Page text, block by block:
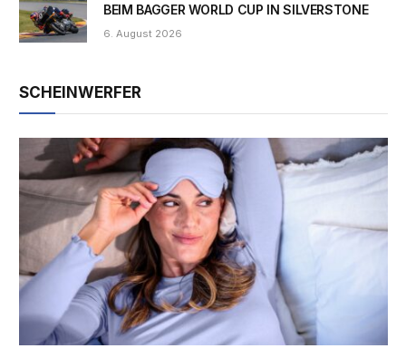
BEIM BAGGER WORLD CUP IN SILVERSTONE
6. August 2026
SCHEINWERFER